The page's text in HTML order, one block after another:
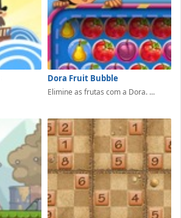
Dora Fruit Bubble
Elimine as frutas com a Dora. ...